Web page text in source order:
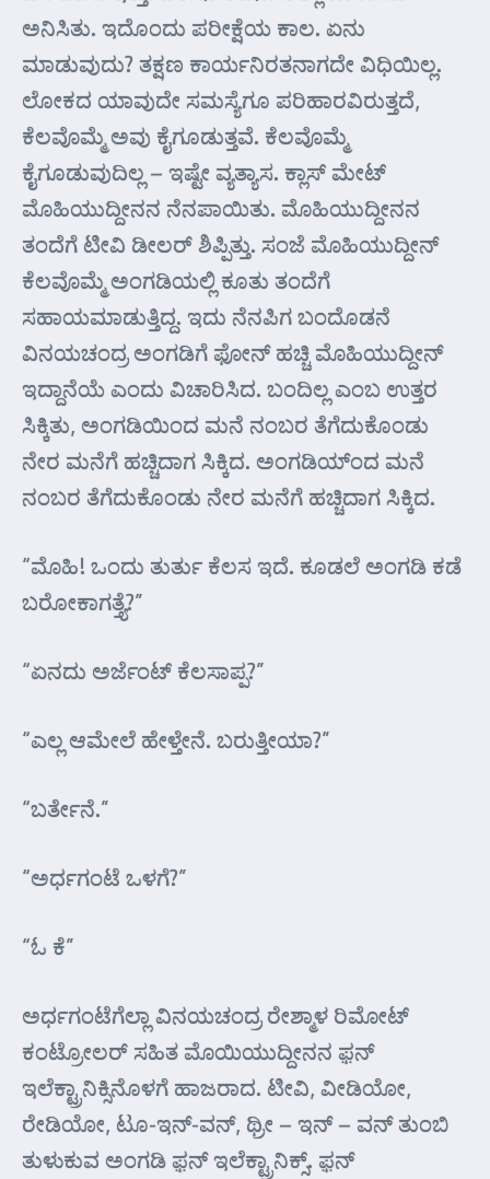
ಅನಿಸಿತು. ಇದೊಂದು ಪರೀಕ್ಷೆಯ ಕಾಲ. ಏನು
ಮಾಡುವುದು? ತಕ್ಷಣ ಕಾರ್ಯನಿರತನಾಗದೇ ವಿಧಿಯಿಲ್ಲ.
ಲೋಕದ ಯಾವುದೇ ಸಮಸ್ಯೆಗೂ ಪರಿಹಾರವಿರುತ್ತದೆ,
ಕೆಲವೊಮ್ಮೆ ಅವು ಕೈಗೂಡುತ್ತವೆ. ಕೆಲವೊಮ್ಮೆ
ಕೈಗೂಡುವುದಿಲ್ಲ – ಇಷ್ಟೇ ವ್ಯತ್ಯಾಸ. ಕ್ಲಾಸ್ ಮೇಟ್
ಮೊಹಿಯುದ್ದೀನನ ನೆನಪಾಯಿತು. ಮೊಹಿಯುದ್ದೀನನ
ತಂದೆಗೆ ಟೀವಿ ಡೀಲರ್ ಶಿಪ್ಪಿತ್ತು. ಸಂಜೆ ಮೊಹಿಯುದ್ದೀನ್
ಕೆಲವೊಮ್ಮೆ ಅಂಗಡಿಯಲ್ಲಿ ಕೂತು ತಂದೆಗೆ
ಸಹಾಯಮಾಡುತ್ತಿದ್ದ. ಇದು ನೆನಪಿಗ ಬಂದೊಡನೆ
ವಿನಯಚಂದ್ರ ಅಂಗಡಿಗೆ ಫೋನ್ ಹಚ್ಚಿ ಮೊಹಿಯುದ್ದೀನ್
ಇದ್ದಾನೆಯೆ ಎಂದು ವಿಚಾರಿಸಿದ. ಬಂದಿಲ್ಲ ಎಂಬ ಉತ್ತರ
ಸಿಕ್ಕಿತು, ಅಂಗಡಿಯಿಂದ ಮನೆ ನಂಬರ ತೆಗೆದುಕೊಂಡು
ನೇರ ಮನೆಗೆ ಹಚ್ಚಿದಾಗ ಸಿಕ್ಕಿದ. ಅಂಗಡಿಯ್ಂದ ಮನೆ
ನಂಬರ ತೆಗೆದುಕೊಂಡು ನೇರ ಮನೆಗೆ ಹಚ್ಚಿದಾಗ ಸಿಕ್ಕಿದ.
“ಮೊಹಿ! ಒಂದು ತುರ್ತು ಕೆಲಸ ಇದೆ. ಕೂಡಲೆ ಅಂಗಡಿ ಕಡೆ
ಬರೋಕಾಗತ್ತ್ಯೆ?”
“ಏನದು ಅರ್ಜೆಂಟ್ ಕೆಲಸಾಪ್ಪ?”
“ಎಲ್ಲ ಆಮೇಲೆ ಹೇಳ್ತೇನೆ. ಬರುತ್ತೀಯಾ?”
“ಬರ್ತೇನೆ.”
“ಅರ್ಧಗಂಟೆ ಒಳಗೆ?”
“ಓ ಕೆ”
ಅರ್ಧಗಂಟೆಗೆಲ್ಲಾ ವಿನಯಚಂದ್ರ ರೇಶ್ಮಾಳ ರಿಮೋಟ್
ಕಂಟ್ರೋಲರ್ ಸಹಿತ ಮೊಯಿಯುದ್ದೀನನ ಫ಼ನ್
ಇಲೆಕ್ಟ್ರಾನಿಕ್ಸಿನೊಳಗೆ ಹಾಜರಾದ. ಟೀವಿ, ವೀಡಿಯೋ,
ರೇಡಿಯೋ, ಟೂ-ಇನ್-ವನ್, ಥ್ರೀ – ಇನ್ – ವನ್ ತುಂಬಿ
ತುಳುಕುವ ಅಂಗಡಿ ಫ಼ನ್ ಇಲೆಕ್ಟ್ರಾನಿಕ್ಸ್. ಫ಼ನ್